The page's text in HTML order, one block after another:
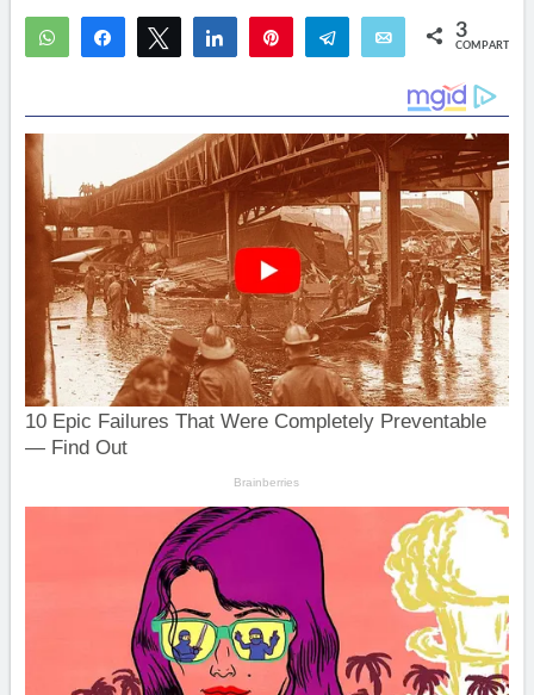
WhatsAppCompartirTwittear Compartir Telegram Email 3
COMPARTIR